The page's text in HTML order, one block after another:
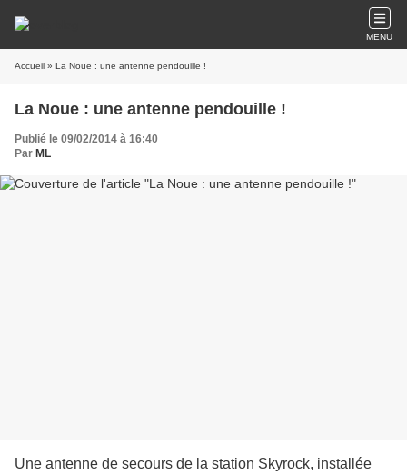
MENU
Accueil » La Noue : une antenne pendouille !
La Noue : une antenne pendouille !
Publié le 09/02/2014 à 16:40
Par ML
Une antenne de secours de la station Skyrock, installée